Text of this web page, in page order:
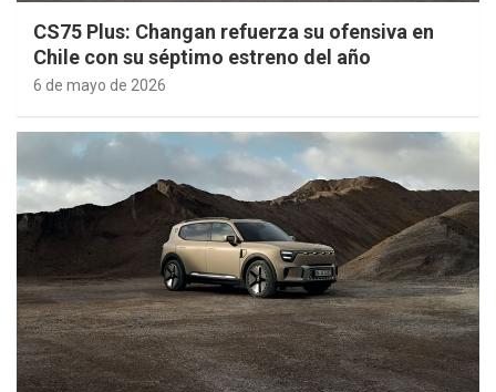
CS75 Plus: Changan refuerza su ofensiva en
Chile con su séptimo estreno del año
6 de mayo de 2026